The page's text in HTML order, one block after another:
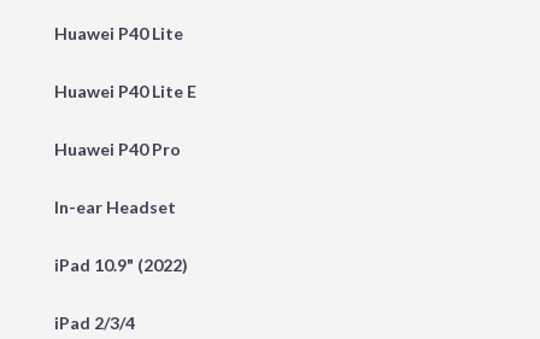
Huawei P40 Lite
Huawei P40 Lite E
Huawei P40 Pro
In-ear Headset
iPad 10.9" (2022)
iPad 2/3/4